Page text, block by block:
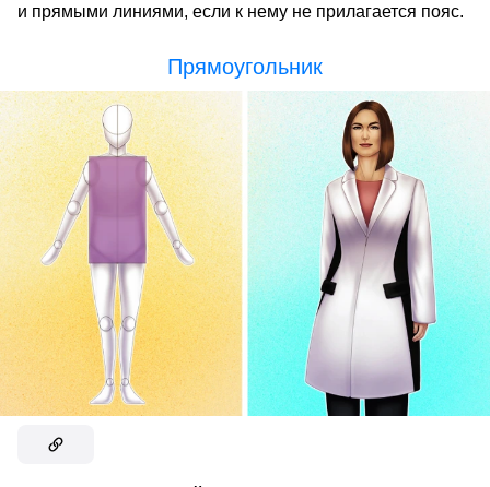
и прямыми линиями, если к нему не прилагается пояс.
Прямоугольник